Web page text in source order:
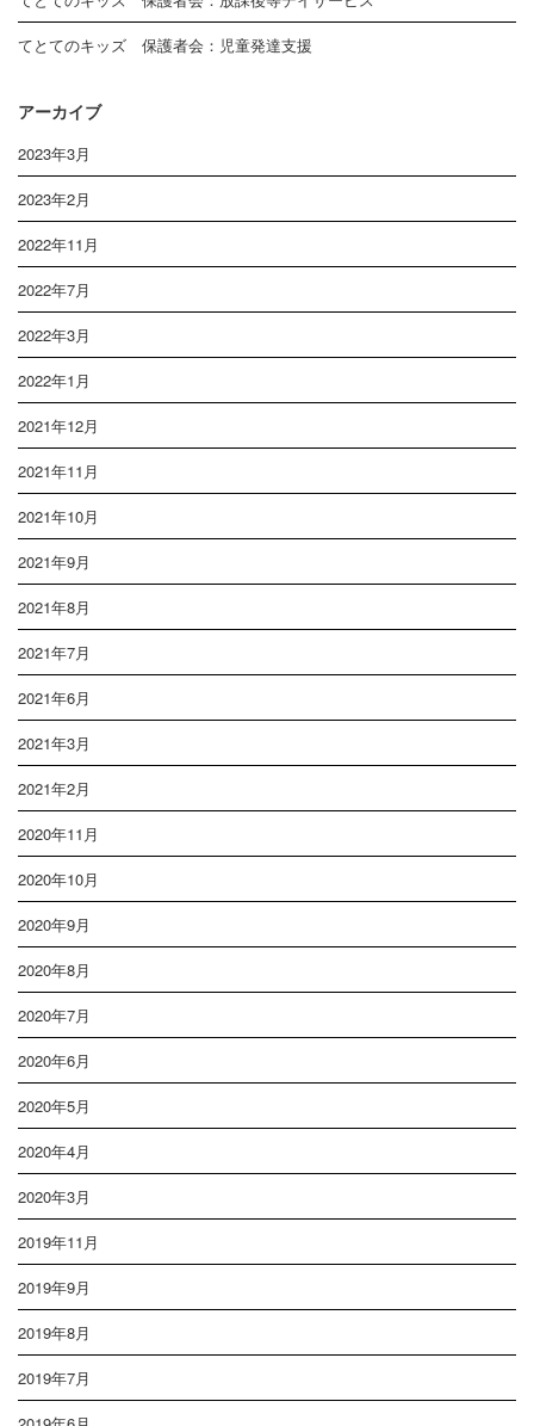
てとてのキッズ 保護者会：児童発達支援
アーカイブ
2023年3月
2023年2月
2022年11月
2022年7月
2022年3月
2022年1月
2021年12月
2021年11月
2021年10月
2021年9月
2021年8月
2021年7月
2021年6月
2021年3月
2021年2月
2020年11月
2020年10月
2020年9月
2020年8月
2020年7月
2020年6月
2020年5月
2020年4月
2020年3月
2019年11月
2019年9月
2019年8月
2019年7月